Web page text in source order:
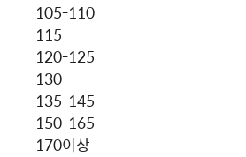
105-110
115
120-125
130
135-145
150-165
170이상